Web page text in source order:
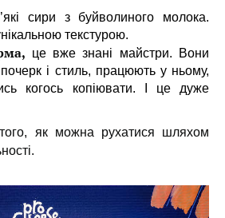
сири з буйволиного молока.
текстурою.
це вже знані майстри. Вони
і стиль, працюють у ньому,
когось копіювати. І це дуже
як можна рухатися шляхом